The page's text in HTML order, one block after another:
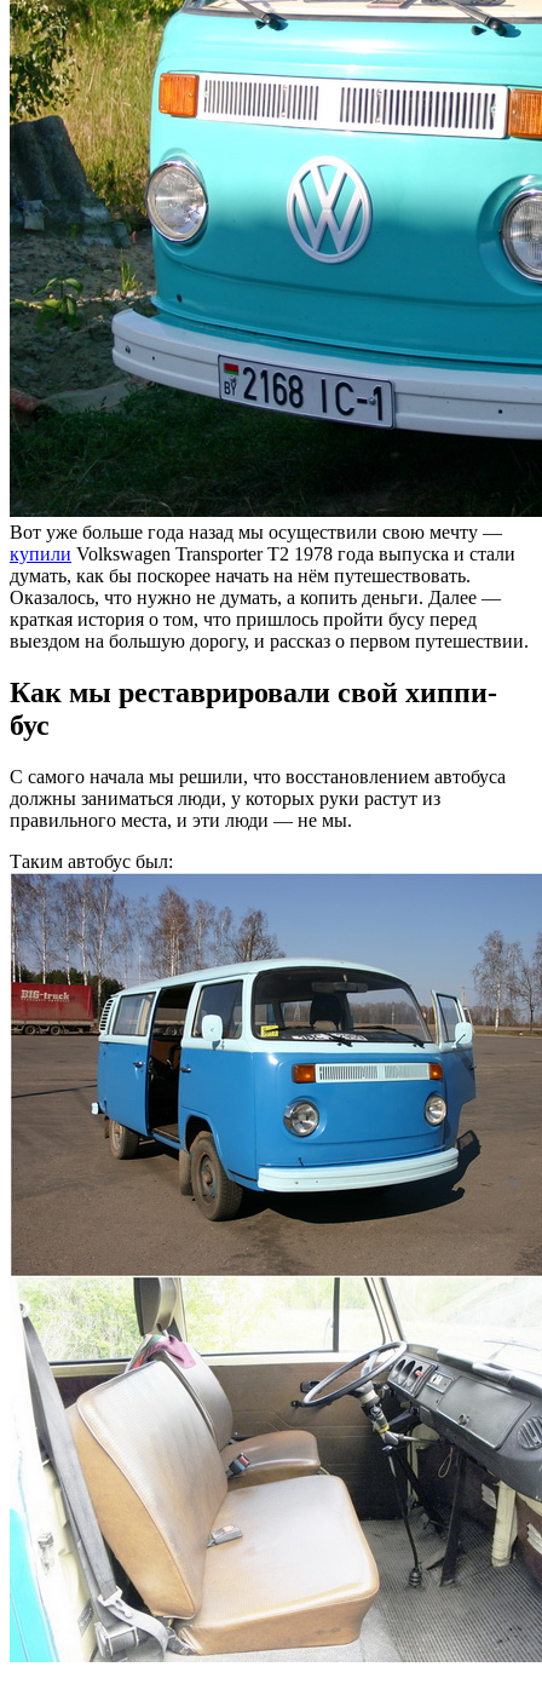
Вот уже больше года назад мы осуществили свою мечту —
купили Volkswagen Transporter T2 1978 года выпуска и стали
думать, как бы поскорее начать на нём путешествовать.
Оказалось, что нужно не думать, а копить деньги. Далее —
краткая история о том, что пришлось пройти бусу перед
выездом на большую дорогу, и рассказ о первом путешествии.
Как мы реставрировали свой хиппи-
бус
С самого начала мы решили, что восстановлением автобуса
должны заниматься люди, у которых руки растут из
правильного места, и эти люди — не мы.
Таким автобус был: